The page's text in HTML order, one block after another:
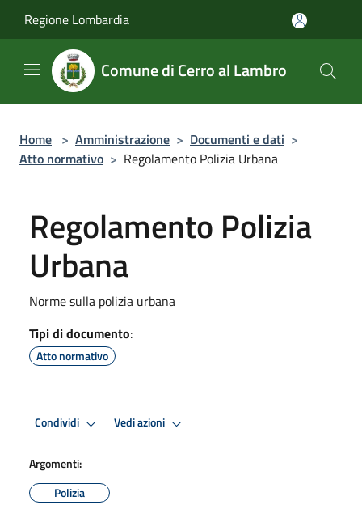
Regione Lombardia
Comune di Cerro al Lambro
Home > Amministrazione > Documenti e dati >
Atto normativo > Regolamento Polizia Urbana
Regolamento Polizia
Urbana
Norme sulla polizia urbana
Tipi di documento:
Atto normativo
Condividi Vedi azioni
Argomenti:
Polizia